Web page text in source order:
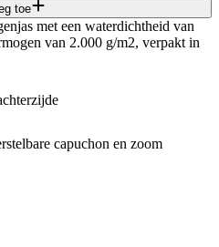
toe
met een waterdichtheid van
van 2.000 g/m2, verpakt in
capuchon en zoom